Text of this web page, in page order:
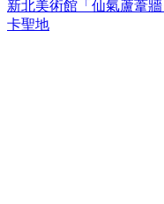
新北美術館「仙氣蘆葦
卡聖地